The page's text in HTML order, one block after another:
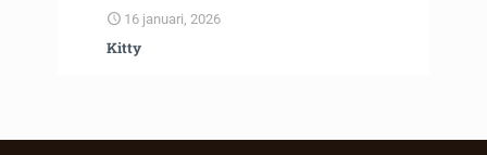
16 januari, 2026
Kitty